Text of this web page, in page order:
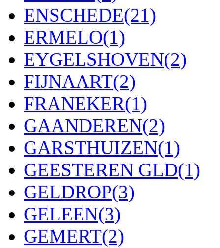
ENSCHEDE(21)
ERMELO(1)
EYGELSHOVEN(2)
FIJNAART(2)
FRANEKER(1)
GAANDEREN(2)
GARSTHUIZEN(1)
GEESTEREN GLD(1)
GELDROP(3)
GELEEN(3)
GEMERT(2)